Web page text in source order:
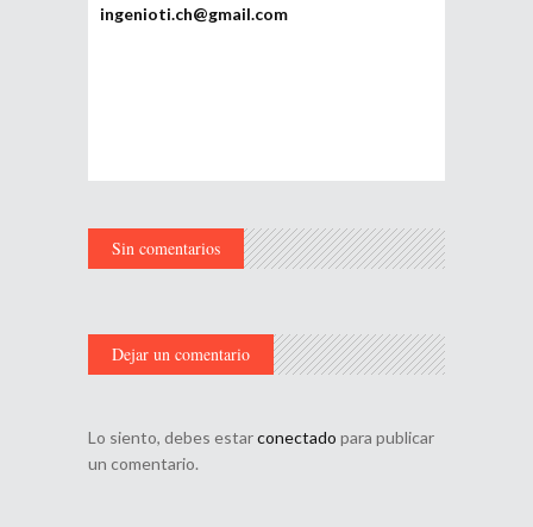
ingenioti.ch@gmail.com
Sin comentarios
Dejar un comentario
Lo siento, debes estarconectado para publicar
un comentario.